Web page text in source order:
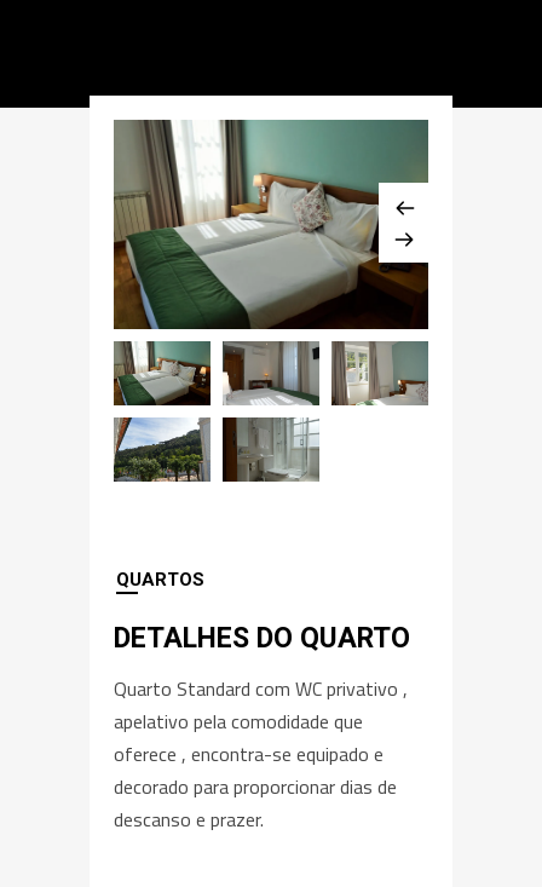
QUARTOS
DETALHES DO QUARTO
Quarto Standard com WC privativo ,
apelativo pela comodidade que
oferece , encontra-se equipado e
decorado para proporcionar dias de
descanso e prazer.